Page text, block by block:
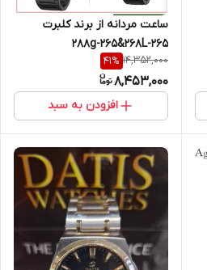
ساعت مردانه از برند کلبرت
288g-265&268L-265
14,352,000
41%
8,453,000
افزودن به سبد